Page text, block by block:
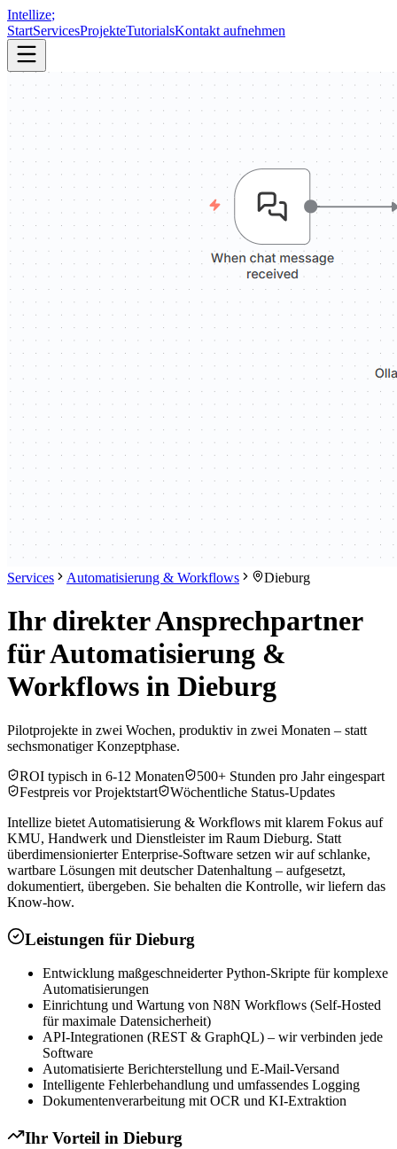
Intellize;
StartServicesProjekteTutorialsKontakt aufnehmen
Services Automatisierung & Workflows Dieburg
Ihr direkter Ansprechpartner
für Automatisierung &
Workflows in Dieburg
Pilotprojekte in zwei Wochen, produktiv in zwei Monaten – statt
sechsmonatiger Konzeptphase.
ROI typisch in 6-12 Monaten
500+ Stunden pro Jahr eingespart
Festpreis vor Projektstart
Wöchentliche Status-Updates
Intellize bietet Automatisierung & Workflows mit klarem Fokus auf
KMU, Handwerk und Dienstleister im Raum Dieburg. Statt
überdimensionierter Enterprise-Software setzen wir auf schlanke,
wartbare Lösungen mit deutscher Datenhaltung – aufgesetzt,
dokumentiert, übergeben. Sie behalten die Kontrolle, wir liefern das
Know-how.
Leistungen für Dieburg
Entwicklung maßgeschneiderter Python-Skripte für komplexe
Automatisierungen
Einrichtung und Wartung von N8N Workflows (Self-Hosted
für maximale Datensicherheit)
API-Integrationen (REST & GraphQL) – wir verbinden jede
Software
Automatisierte Berichterstellung und E-Mail-Versand
Intelligente Fehlerbehandlung und umfassendes Logging
Dokumentenverarbeitung mit OCR und KI-Extraktion
Ihr Vorteil in Dieburg